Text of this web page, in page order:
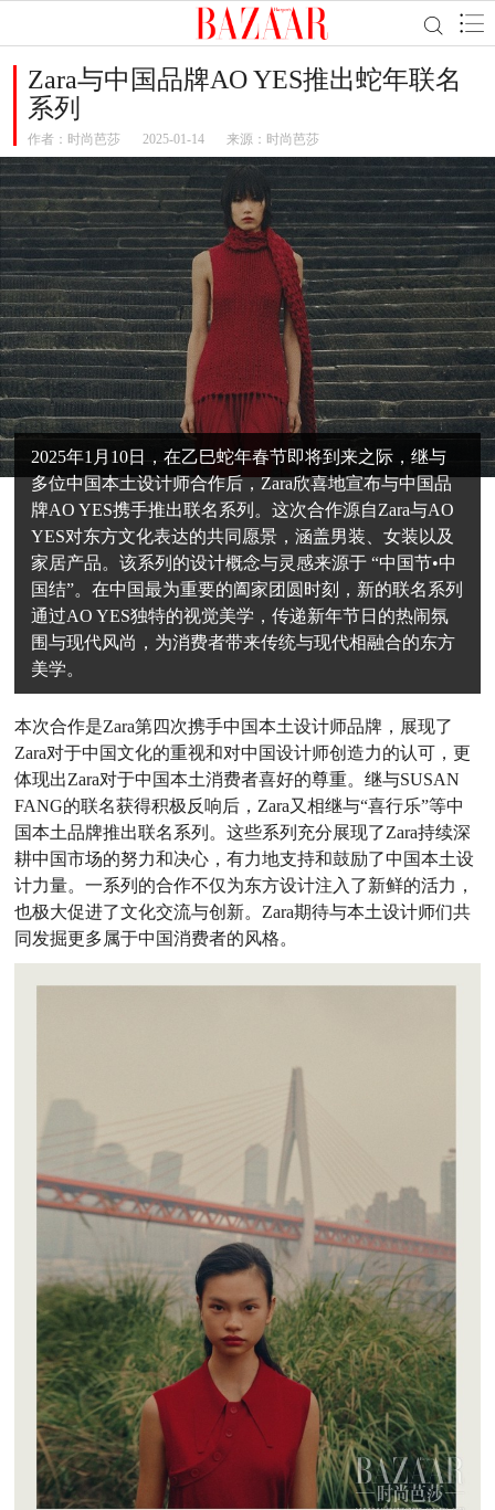
Zara与中国品牌AO YES推出蛇年联名
系列
作者： 时尚芭莎 2025-01-14 来源：时尚芭莎
2025年1月10日，在乙巳蛇年春节即将到来之际，继与
多位中国本土设计师合作后，Zara欣喜地宣布与中国品
牌AO YES携手推出联名系列。这次合作源自Zara与AO
YES对东方文化表达的共同愿景，涵盖男装、女装以及
家居产品。该系列的设计概念与灵感来源于 “中国节•中
国结”。在中国最为重要的阖家团圆时刻，新的联名系列
通过AO YES独特的视觉美学，传递新年节日的热闹氛
围与现代风尚，为消费者带来传统与现代相融合的东方
美学。
本次合作是Zara第四次携手中国本土设计师品牌，展现了
Zara对于中国文化的重视和对中国设计师创造力的认可，更
体现出Zara对于中国本土消费者喜好的尊重。继与SUSAN
FANG的联名获得积极反响后，Zara又相继与“喜行乐”等中
国本土品牌推出联名系列。这些系列充分展现了Zara持续深
耕中国市场的努力和决心，有力地支持和鼓励了中国本土设
计力量。一系列的合作不仅为东方设计注入了新鲜的活力，
也极大促进了文化交流与创新。Zara期待与本土设计师们共
同发掘更多属于中国消费者的风格。